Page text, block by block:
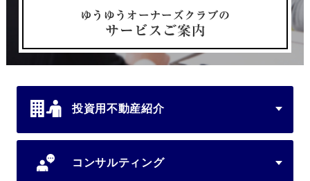
投資用不動産紹介
コンサルティング